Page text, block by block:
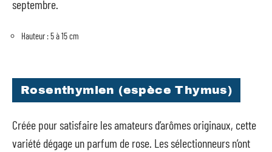
septembre.
Hauteur : 5 à 15 cm
Rosenthymien (espèce Thymus)
Créée pour satisfaire les amateurs d’arômes originaux, cette
variété dégage un parfum de rose. Les sélectionneurs n’ont